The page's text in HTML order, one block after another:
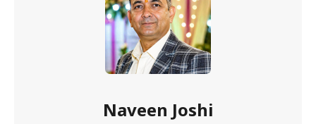
Naveen Joshi